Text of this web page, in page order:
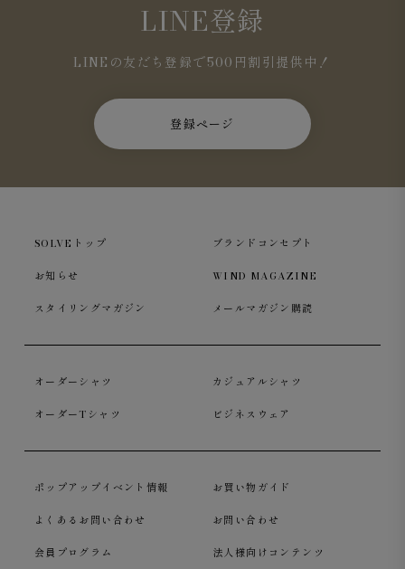
LINE登録
LINEの友だち登録で500円割引提供中！
登録ページ
SOLVEトップ ブランドコンセプト
お知らせ WIND MAGAZINE
スタイリングマガジン メールマガジン購読
オーダーシャツ カジュアルシャツ
オーダーTシャツ ビジネスウェア
ポップアップイベント情報 お買い物ガイド
よくあるお問い合わせ お問い合わせ
会員プログラム 法人様向けコンテンツ